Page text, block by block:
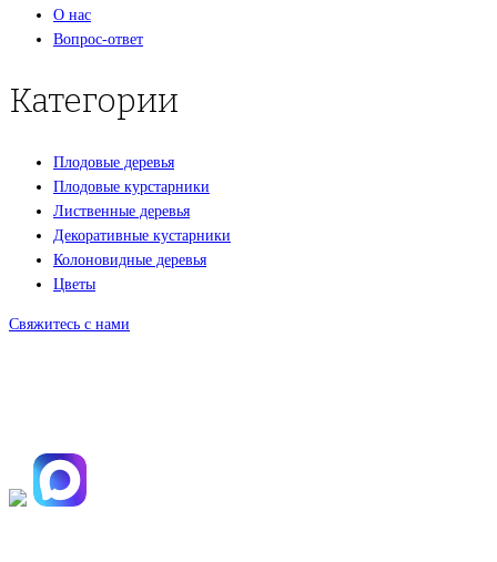
О нас
Вопрос-ответ
Категории
Плодовые деревья
Плодовые курстарники
Лиственные деревья
Декоративные кустарники
Колоновидные деревья
Цветы
Свяжитесь с нами